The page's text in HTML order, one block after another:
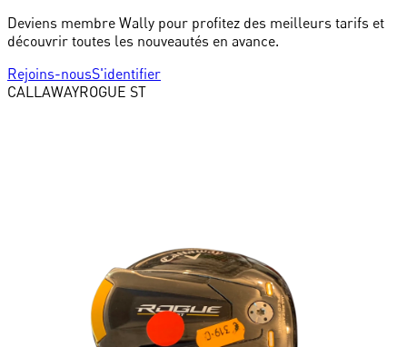
Deviens membre Wally pour profitez des meilleurs tarifs et
découvrir toutes les nouveautés en avance.
Rejoins-nousS'identifier
CALLAWAYROGUE ST